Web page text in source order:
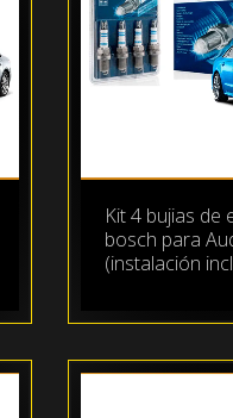
Kit 4 bujias de
bosch para
(instalación